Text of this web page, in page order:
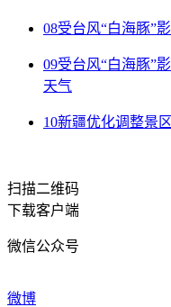
08受台风“白海豚”
09受台风“白海豚”
天气
10新疆优化调整景
扫描二维码
下载客户端
微信公众号
微博